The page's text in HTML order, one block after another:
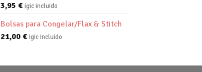
3,95 € igic incluido
Bolsas para Congelar/Flax & Stitch
21,00 € igic incluido